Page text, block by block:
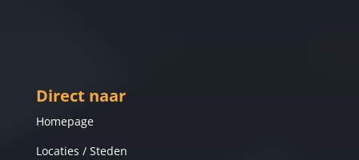
Direct naar
Homepage
Locaties / Steden